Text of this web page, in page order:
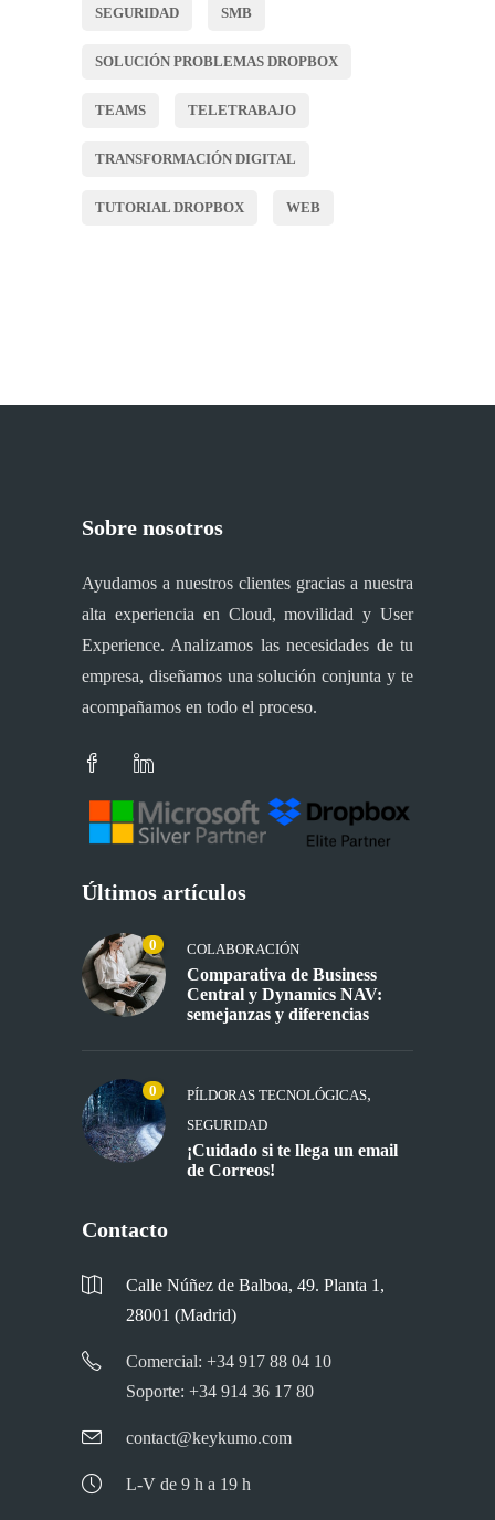
SEGURIDAD SMB
SOLUCIÓN PROBLEMAS DROPBOX
TEAMS TELETRABAJO
TRANSFORMACIÓN DIGITAL
TUTORIAL DROPBOX WEB
Sobre nosotros
Ayudamos a nuestros clientes gracias a nuestra
alta experiencia en Cloud, movilidad y User
Experience. Analizamos las necesidades de tu
empresa, diseñamos una solución conjunta y te
acompañamos en todo el proceso.
Últimos artículos
0 COLABORACIÓN
Comparativa de Business
Central y Dynamics NAV:
semejanzas y diferencias
0 PÍLDORAS TECNOLÓGICAS,
SEGURIDAD
¡Cuidado si te llega un email
de Correos!
Contacto
Calle Núñez de Balboa, 49. Planta 1,
28001 (Madrid)
Comercial: +34 917 88 04 10
Soporte: +34 914 36 17 80
contact@keykumo.com
L-V de 9 h a 19 h